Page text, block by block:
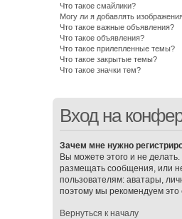
Что такое смайлики?
Могу ли я добавлять
Что такое важные объявления?
Что такое объявления?
Что такое прилепленные темы?
Что такое закрытые темы?
Что такое значки тем?
Вход на
Зачем мне нужно
Вы можете этого и не
размещать сообщения, или
пользователям: аватары,
поэтому мы рекомендуем это
Вернуться к началу